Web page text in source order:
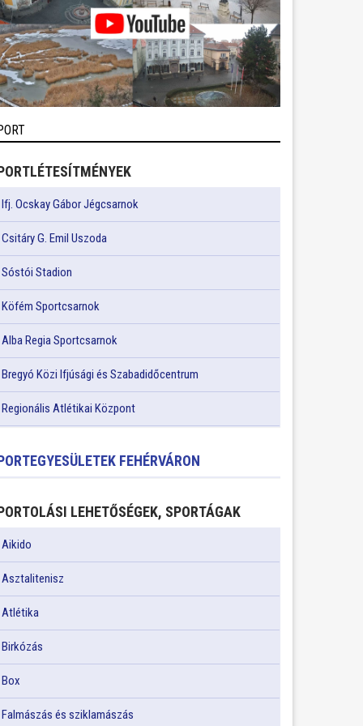
Ifj. Ocskay Gábor Jégcsarnok
Csitáry G. Emil Uszoda
Sóstói Stadion
Köfém Sportcsarnok
Alba Regia Sportcsarnok
Bregyó Közi Ifjúsági és Szabadidőcentrum
Regionális Atlétikai Központ
FEHÉRVÁRON
LEHETŐSÉGEK, SPORTÁGAK
Aikido
Asztalitenisz
Atlétika
Birkózás
Box
Falmászás és sziklamászás